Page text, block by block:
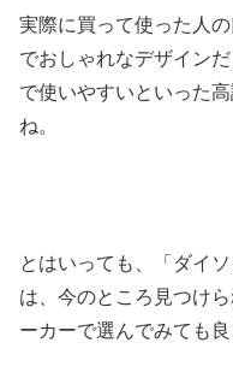
実際に買って使った人
でおしゃれなデザイン
で使いやすいといった
ね。
とはいっても、「ダイ
は、今のところ見つけ
ーカーで選んでみても良